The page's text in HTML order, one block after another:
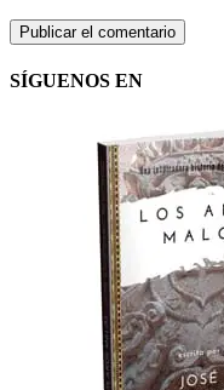
SÍGUENOS EN